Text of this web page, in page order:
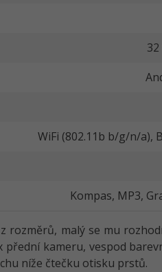
WiFi (802.11b b/g/n/a),
Kompas, MP3,
rozměrů, malý se mu
přední kameru, vespod
níže čtečku otisku prstů.